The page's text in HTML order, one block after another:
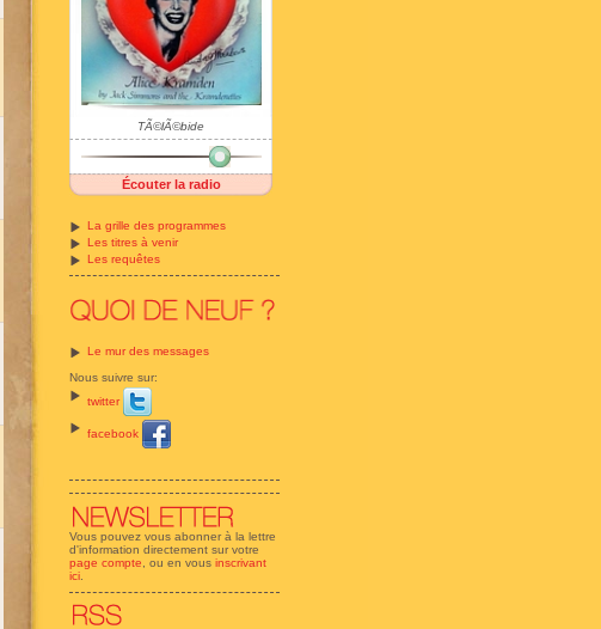
TÃ©lÃ©bide
Écouter la radio
La grille des programmes
Les titres à venir
Les requêtes
Le mur des messages
Nous suivre sur:
twitter
facebook
Vous pouvez vous abonner à la lettre
d'information directement sur votre
page compte , ou en vous inscrivant
ici